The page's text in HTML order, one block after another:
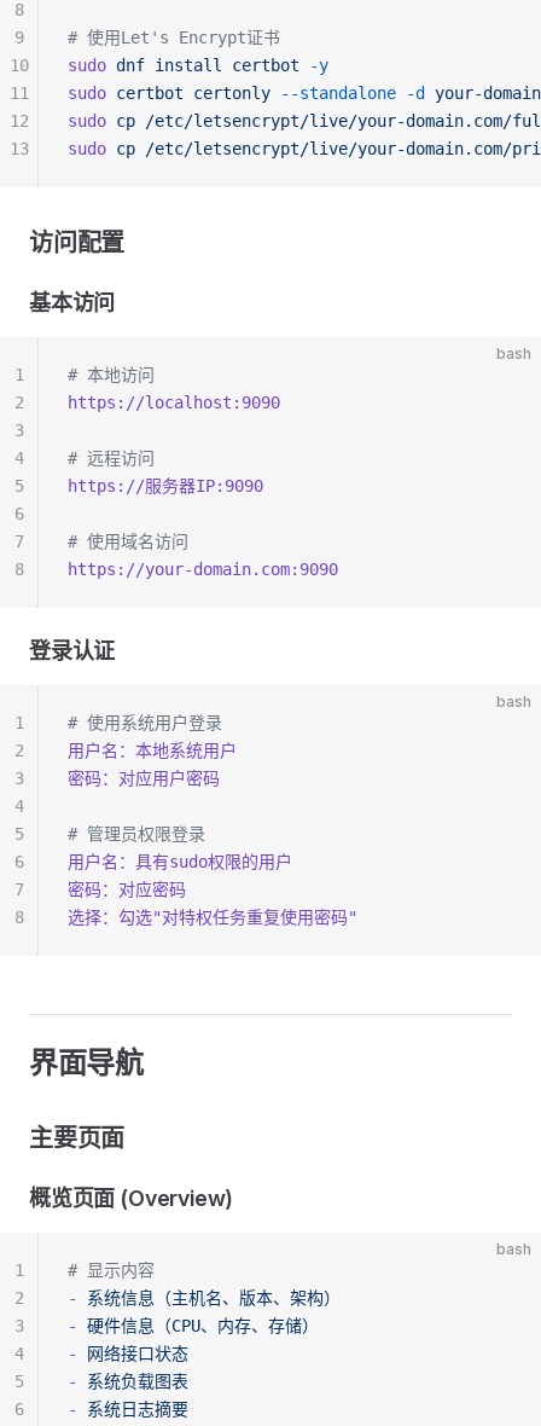
# 使用Let's Encrypt证书
sudo dnf install certbot -y
sudo certbot certonly --standalone -d
your-
sudo cp /etc/letsencrypt/live/your-domain.com/
sudo cp /etc/letsencrypt/live/your-domain.com/
8
9
10
11
12
13
访问配置
基本访问
bash
# 本地访问
https://localhost:9090
# 远程访问
https://服务器IP:9090
# 使用域名访问
https://your-domain.com:9090
1
2
3
4
5
6
7
8
登录认证
bash
# 使用系统用户登录
用户名：本地系统用户
密码：对应用户密码
# 管理员权限登录
用户名：具有sudo权限的用户
密码：对应密码
选择：勾选"对特权任务重复使用密码"
1
2
3
4
5
6
7
8
界面导航
主要页面
概览页面 (Overview)
bash
# 显示内容
-
系统信息（主机名、版本、架构）
-
硬件信息（CPU、内存、存储）
-
网络接口状态
-
系统负载图表
-
系统日志摘要
1
2
3
4
5
6